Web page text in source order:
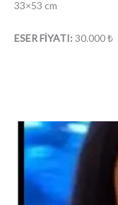
33×53 cm
ESER FİYATI: 30.000 ₺